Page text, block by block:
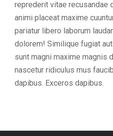
reprederit vitae recusandae
animi placeat maxime
pariatur libero laborum
dolorem! Similique fugiat
sunt magni maxime magnis
nascetur ridiculus mus
dapibus. Exceros dapibus.